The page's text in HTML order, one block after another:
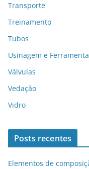
Transporte
Treinamento
Tubos
Usinagem e
Válvulas
Vedação
Vidro
Posts recentes
Elementos de